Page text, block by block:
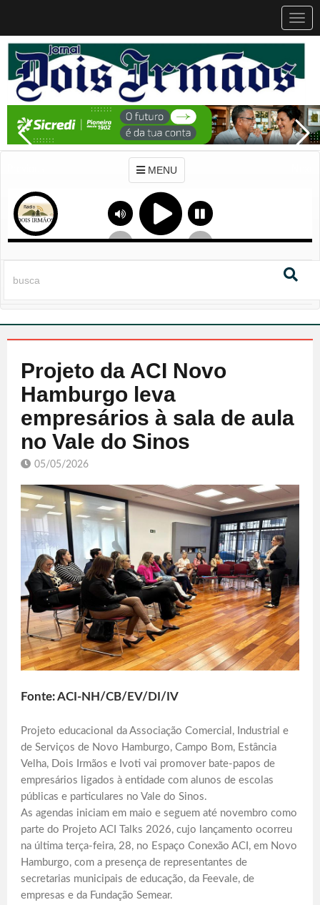
MENU
Projeto da ACI Novo
Hamburgo leva
empresários à sala de aula
no Vale do Sinos
05/05/2026
Fonte: ACI-NH/CB/EV/DI/IV
Projeto educacional da Associação Comercial, Industrial e
de Serviços de Novo Hamburgo, Campo Bom, Estância
Velha, Dois Irmãos e Ivoti vai promover bate-papos de
empresários ligados à entidade com alunos de escolas
públicas e particulares no Vale do Sinos.
As agendas iniciam em maio e seguem até novembro como
parte do Projeto ACI Talks 2026, cujo lançamento ocorreu
na última terça-feira, 28, no Espaço Conexão ACI, em Novo
Hamburgo, com a presença de representantes de
secretarias municipais de educação, da Feevale, de
empresas e da Fundação Semear.